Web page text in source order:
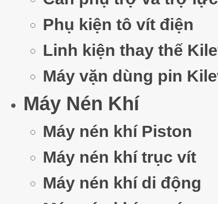
Phụ kiện tô vít điện
Linh kiện thay thế
Máy vặn dùng pin
Máy Nén Khí
Máy nén khí Piston
Máy nén khí trục vít
Máy nén khí di động